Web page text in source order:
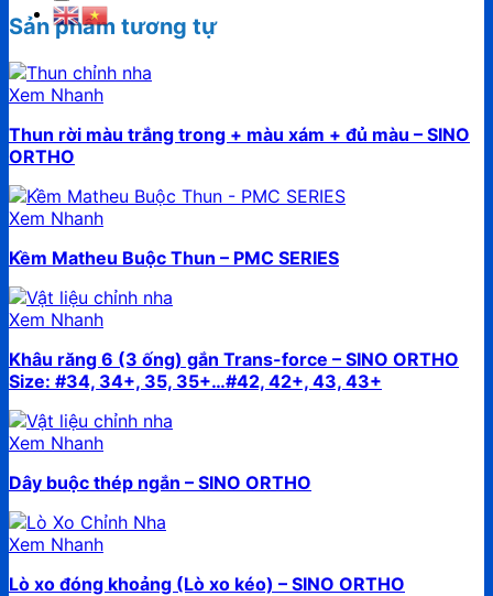
Sản phẩm tương tự
Xem Nhanh
Thun rời màu trắng trong + màu xám + đủ màu – SINO
ORTHO
Xem Nhanh
Kềm Matheu Buộc Thun – PMC SERIES
Xem Nhanh
Khâu răng 6 (3 ống) gắn Trans-force – SINO ORTHO
Size: #34, 34+, 35, 35+…#42, 42+, 43, 43+
Xem Nhanh
Dây buộc thép ngắn – SINO ORTHO
Xem Nhanh
Lò xo đóng khoảng (Lò xo kéo) – SINO ORTHO